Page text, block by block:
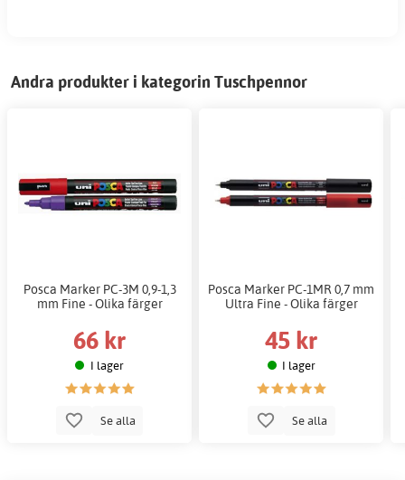
Andra produkter i kategorin Tuschpennor
Posca Marker PC-3M 0,9-1,3
mm Fine - Olika färger
66 kr
I lager
Se alla
Posca Marker PC-1MR 0,7 mm
Ultra Fine - Olika färger
45 kr
I lager
Se alla